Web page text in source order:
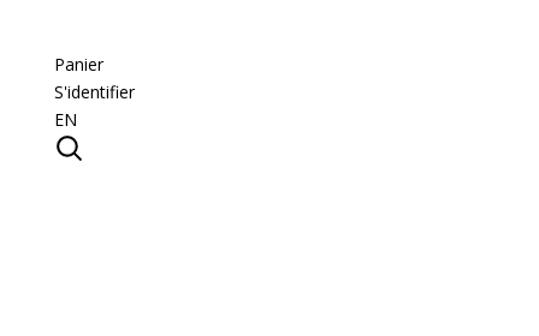
Panier
S'identifier
EN